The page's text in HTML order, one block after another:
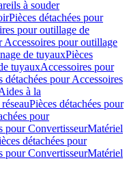
à souder
Pièces détachées pour
pour outillage de
Accessoires pour outillage
de tuyauxPièces
tuyauxAccessoires pour
détachées pour Accessoires
à la
Pièces détachées pour
pour
pour ConvertisseurMatériel
détachées pour
pour ConvertisseurMatériel